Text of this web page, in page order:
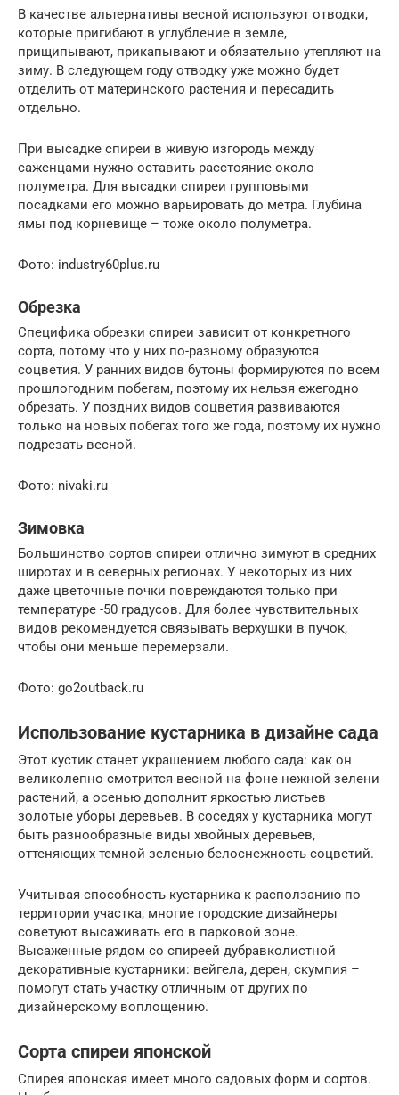
В качестве альтернативы весной используют отводки,
которые пригибают в углубление в земле,
прищипывают, прикапывают и обязательно утепляют на
зиму. В следующем году отводку уже можно будет
отделить от материнского растения и пересадить
отдельно.
При высадке спиреи в живую изгородь между
саженцами нужно оставить расстояние около
полуметра. Для высадки спиреи групповыми
посадками его можно варьировать до метра. Глубина
ямы под корневище – тоже около полуметра.
Фото: industry60plus.ru
Обрезка
Специфика обрезки спиреи зависит от конкретного
сорта, потому что у них по-разному образуются
соцветия. У ранних видов бутоны формируются по всем
прошлогодним побегам, поэтому их нельзя ежегодно
обрезать. У поздних видов соцветия развиваются
только на новых побегах того же года, поэтому их нужно
подрезать весной.
Фото: nivaki.ru
Зимовка
Большинство сортов спиреи отлично зимуют в средних
широтах и в северных регионах. У некоторых из них
даже цветочные почки повреждаются только при
температуре -50 градусов. Для более чувствительных
видов рекомендуется связывать верхушки в пучок,
чтобы они меньше перемерзали.
Фото: go2outback.ru
Использование кустарника в дизайне сада
Этот кустик станет украшением любого сада: как он
великолепно смотрится весной на фоне нежной зелени
растений, а осенью дополнит яркостью листьев
золотые уборы деревьев. В соседях у кустарника могут
быть разнообразные виды хвойных деревьев,
оттеняющих темной зеленью белоснежность соцветий.
Учитывая способность кустарника к расползанию по
территории участка, многие городские дизайнеры
советуют высаживать его в парковой зоне.
Высаженные рядом со спиреей дубравколистной
декоративные кустарники: вейгела, дерен, скумпия –
помогут стать участку отличным от других по
дизайнерскому воплощению.
Сорта спиреи японской
Спирея японская имеет много садовых форм и сортов.